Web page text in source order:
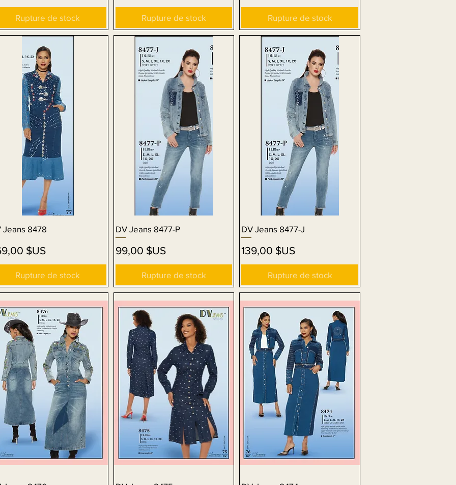
Rupture de stock Rupture de stock Rupture de stock
Aperçu rapide
Jeans 8478
$US
Rupture de stock
Aperçu rapide
DV Jeans 8477-P
Prix
99,00 $US
Rupture de stock
Aperçu rapide
DV Jeans 8477-J
Prix
139,00 $US
Rupture de stock